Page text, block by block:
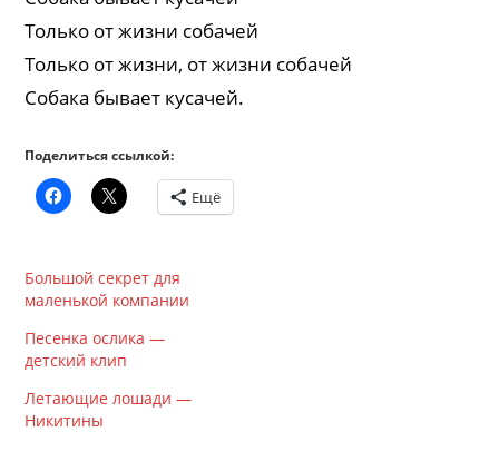
Только от жизни собачей
Только от жизни, от жизни собачей
Собака бывает кусачей.
Поделиться ссылкой:
Ещё
Большой секрет для
маленькой компании
Песенка ослика —
детский клип
Летающие лошади —
Никитины